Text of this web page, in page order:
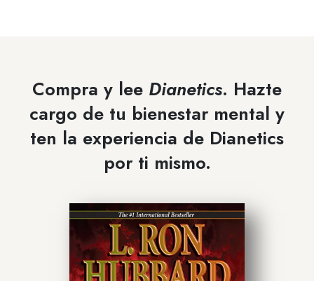
Compra y lee Dianetics. Hazte
cargo de tu bienestar mental y
ten la experiencia de Dianetics
por ti mismo.